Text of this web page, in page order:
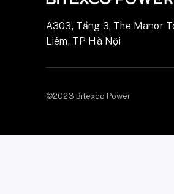
A303, Tầng 3, The Manor
Liêm, TP Hà Nội
©2023 Bitexco Power